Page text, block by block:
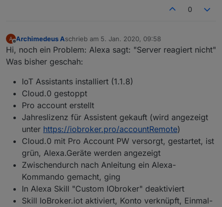
0
Offline
Archimedeus Aschrieb am 5. Jan. 2020, 09:58
zuletzt editiert von
Hi, noch ein Problem: Alexa sagt: "Server reagiert nicht"
Was bisher geschah:
IoT Assistants installiert (1.1.8)
Cloud.0 gestoppt
Pro account erstellt
Jahreslizenz für Assistent gekauft (wird angezeigt
unter https://iobroker.pro/accountRemote)
Cloud.0 mit Pro Account PW versorgt, gestartet, ist
grün, Alexa.Geräte werden angezeigt
Zwischendurch nach Anleitung ein Alexa-
Kommando gemacht, ging
In Alexa Skill "Custom IObroker" deaktiviert
Skill IoBroker.iot aktiviert, Konto verknüpft, Einmal-